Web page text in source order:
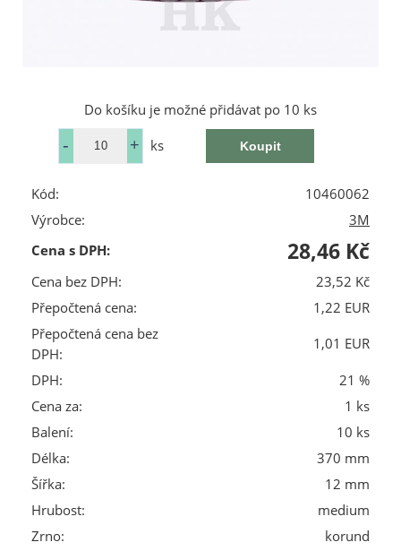
Do košíku je možné přidávat po 10 ks
ks
Kód:
10460062
Výrobce:
3M
Cena s DPH:
28,46 Kč
Cena bez DPH:
23,52 Kč
Přepočtená cena:
1,22 EUR
Přepočtená cena bez
DPH:
1,01 EUR
DPH:
21 %
Cena za:
1 ks
Balení:
10 ks
Délka:
370 mm
Šířka:
12 mm
Hrubost:
medium
Zrno:
korund